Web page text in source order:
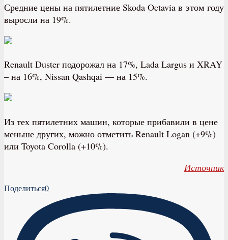
Средние цены на пятилетние Skoda Octavia в этом году
выросли на 19%.
Renault Duster подорожал на 17%, Lada Largus и XRAY
– на 16%, Nissan Qashqai — на 15%.
Из тех пятилетних машин, которые прибавили в цене
меньше других, можно отметить Renault Logan (+9%)
или Toyota Corolla (+10%).
Источник
Поделиться0